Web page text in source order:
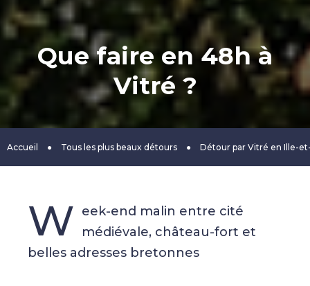
Que faire en 48h à
Vitré ?
Accueil ● Tous les plus beaux détours ● Détour par Vitré en Ille-
W eek-end malin entre cité
médiévale, château-fort et
belles adresses bretonnes